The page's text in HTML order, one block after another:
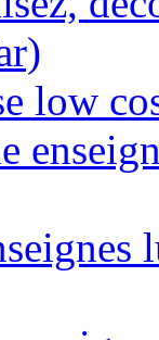
low